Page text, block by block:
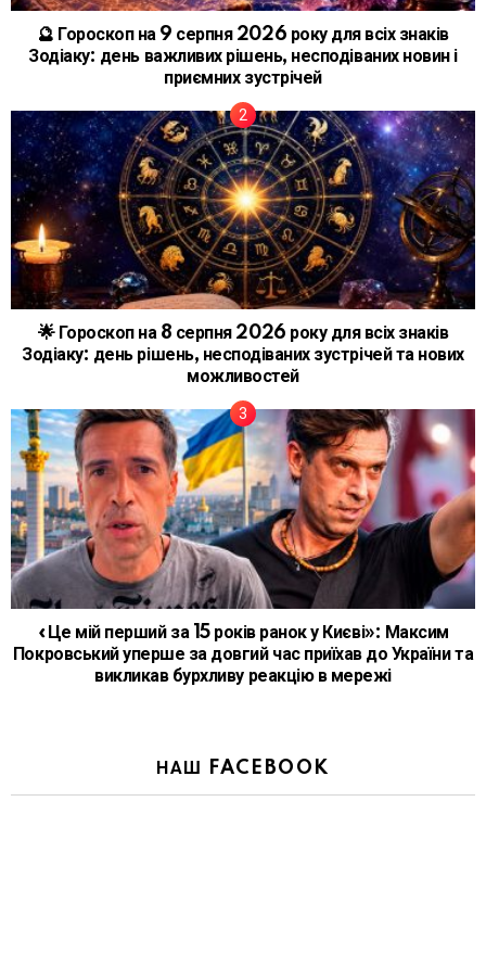
🔮 Гороскоп на 9 серпня 2026 року для всіх знаків
Зодіаку: день важливих рішень, несподіваних новин і
приємних зустрічей
🌟 Гороскоп на 8 серпня 2026 року для всіх знаків
Зодіаку: день рішень, несподіваних зустрічей та нових
можливостей
«Це мій перший за 15 років ранок у Києві»: Максим
Покровський уперше за довгий час приїхав до України та
викликав бурхливу реакцію в мережі
НАШ FACEBOOK